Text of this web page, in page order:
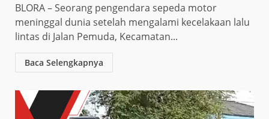
BLORA – Seorang pengendara sepeda motor
meninggal dunia setelah mengalami kecelakaan lalu
lintas di Jalan Pemuda, Kecamatan...
Baca Selengkapnya